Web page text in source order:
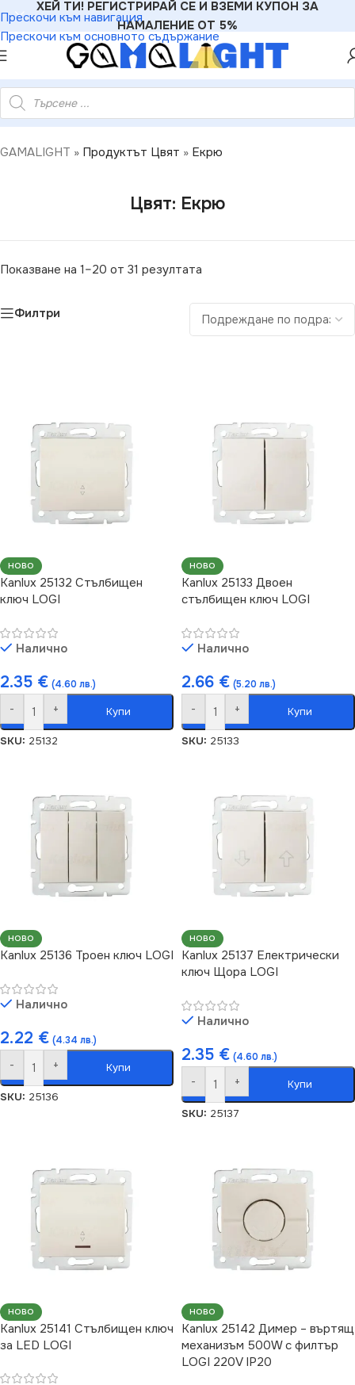
Прескочи към навигация
Прескочи към основното съдържание
ХЕЙ ТИ! РЕГИСТРИРАЙ СЕ И ВЗЕМИ КУПОН ЗА
НАМАЛЕНИЕ ОТ 5%
GAMALIGHT » Продуктът Цвят » Екрю
Цвят: Екрю
Показване на 1–20 от 31 резултата
Филтри
НОВО
Kanlux 25132 Стълбищен
ключ LOGI
Налично
2.35 € (4.60 лв.)
- + Купи
SKU: 25132
НОВО
Kanlux 25133 Двоен
стълбищен ключ LOGI
Налично
2.66 € (5.20 лв.)
- + Купи
SKU: 25133
НОВО
Kanlux 25136 Троен ключ LOGI
Налично
2.22 € (4.34 лв.)
- + Купи
SKU: 25136
НОВО
Kanlux 25137 Електрически
ключ Щора LOGI
Налично
2.35 € (4.60 лв.)
- + Купи
SKU: 25137
НОВО
Kanlux 25141 Стълбищен ключ
за LED LOGI
НОВО
Kanlux 25142 Димер – въртящ
механизъм 500W с филтър
LOGI 220V IP20